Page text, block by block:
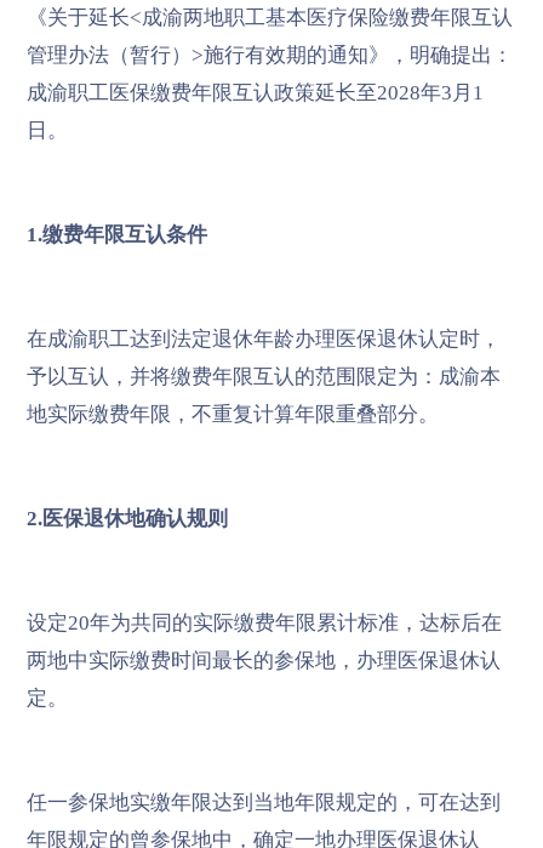
《关于延长<成渝两地职工基本医疗保险缴费年限互认
管理办法（暂行）>施行有效期的通知》，明确提出：
成渝职工医保缴费年限互认政策延长至2028年3月1
日。
1.缴费年限互认条件
在成渝职工达到法定退休年龄办理医保退休认定时，
予以互认，并将缴费年限互认的范围限定为：成渝本
地实际缴费年限，不重复计算年限重叠部分。
2.医保退休地确认规则
设定20年为共同的实际缴费年限累计标准，达标后在
两地中实际缴费时间最长的参保地，办理医保退休认
定。
任一参保地实缴年限达到当地年限规定的，可在达到
年限规定的曾参保地中，确定一地办理医保退休认